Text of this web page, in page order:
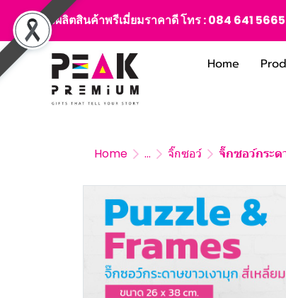
สั่งผลิตสินค้าพรีเมี่ยมราคาดี โทร :084 641 5665
Home
Home ... จิ๊กซอว์ จิ๊กซอว์กระด